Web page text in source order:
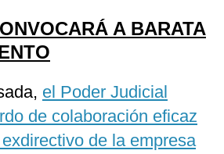
A BARATA
el Poder Judicial
de colaboración eficaz
de la empresa